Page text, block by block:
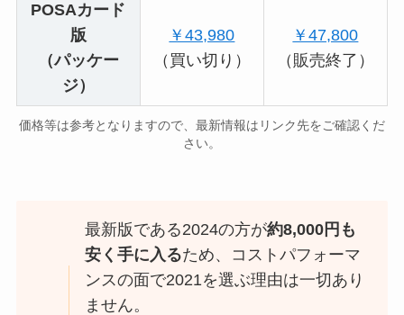
POSAカード
版
（パッケー
ジ）
￥43,980
（買い切り）
￥47,800
（販売終了）
価格等は参考となりますので、最新情報はリンク先をご確認くだ
さい。
最新版である2024の方が約8,000円も
安く手に入るため、コストパフォーマ
ンスの面で2021を選ぶ理由は一切あり
ません。